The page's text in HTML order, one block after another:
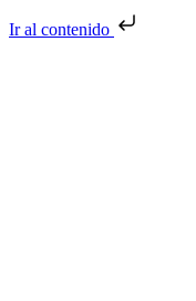
Ir al contenido